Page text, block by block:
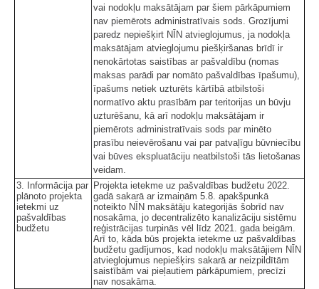
vai nodokļu maksātājam par šiem pārkāpumiem
nav piemērots administratīvais sods. Grozījumi
paredz nepiešķirt NĪN atvieglojumus, ja nodokļa
maksātājam atvieglojumu piešķiršanas brīdī ir
nenokārtotas saistības ar pašvaldību (nomas
maksas parādi par nomāto pašvaldības īpašumu),
īpašums netiek uzturēts kārtībā atbilstoši
normatīvo aktu prasībām par teritorijas un būvju
uzturēšanu, kā arī nodokļu maksātājam ir
piemērots administratīvais sods par minēto
prasību neievērošanu vai par patvaļīgu būvniecību
vai būves ekspluatāciju neatbilstoši tās lietošanas
veidam.
3. Informācija par
plānoto projekta
ietekmi uz
pašvaldības
budžetu
Projekta ietekme uz pašvaldības budžetu 2022.
gadā sakarā ar izmaiņām 5.8. apakšpunkā
noteikto NĪN maksātāju kategorijās šobrīd nav
nosakāma, jo decentralizēto kanalizāciju sistēmu
reģistrācijas turpinās vēl līdz 2021. gada beigām.
Arī to, kāda būs projekta ietekme uz pašvaldības
budžetu gadījumos, kad nodokļu maksātājiem NĪN
atvieglojumus nepiešķirs sakarā ar neizpildītām
saistībām vai pieļautiem pārkāpumiem, precīzi
nav nosakāma.